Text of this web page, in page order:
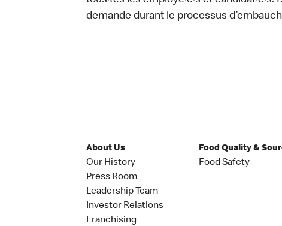
demande durant le processus
About Us
Our History
Press Room
Leadership Team
Investor Relations
Franchising
Food Quality &
Food Safety